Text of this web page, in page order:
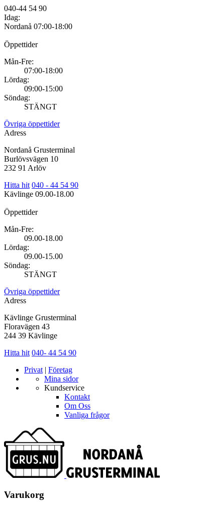
040-44 54 90
Idag:
Nordanå 07:00-18:00
Öppettider
Mån-Fre:
07:00-18:00
Lördag:
09:00-15:00
Söndag:
STÄNGT
Övriga öppettider
Adress
Nordanå Grusterminal
Burlövsvägen 10
232 91 Arlöv
Hitta hit 040 - 44 54 90
Kävlinge 09.00-18.00
Öppettider
Mån-Fre:
09.00-18.00
Lördag:
09.00-15.00
Söndag:
STÄNGT
Övriga öppettider
Adress
Kävlinge Grusterminal
Floravägen 43
244 39 Kävlinge
Hitta hit 040- 44 54 90
Privat | Företag
Mina sidor
Kundservice
Kontakt
Om Oss
Vanliga frågor
Varukorg